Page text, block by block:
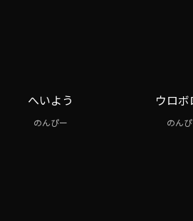
へいよう
のんぴー
ウロボ
のん